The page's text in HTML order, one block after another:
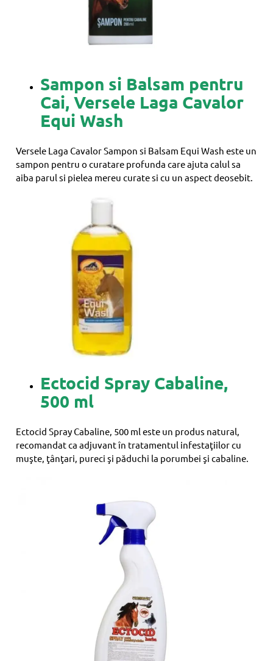
Sampon si Balsam pentru
Cai, Versele Laga Cavalor
Equi Wash
Versele Laga Cavalor Sampon si Balsam Equi Wash este un
sampon pentru o curatare profunda care ajuta calul sa
aiba parul si pielea mereu curate si cu un aspect deosebit.
Ectocid Spray Cabaline,
500 ml
Ectocid Spray Cabaline, 500 ml este un produs natural,
recomandat ca adjuvant în tratamentul infestaţiilor cu
muşte, ţânţari, pureci şi păduchi la porumbei şi cabaline.